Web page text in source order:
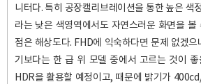
니터다. 특히 공장캘리브레이션을 통한 높은 색
라는 낮은 색영역에서도 자연스러운 화면을 볼
점은 해상도다. FHD에 익숙하다면 문제 없겠으
기보다는 한 급 위 모델 중에서 고르는 것이
HDR을 활용할 예정이고, 때문에 밝기가